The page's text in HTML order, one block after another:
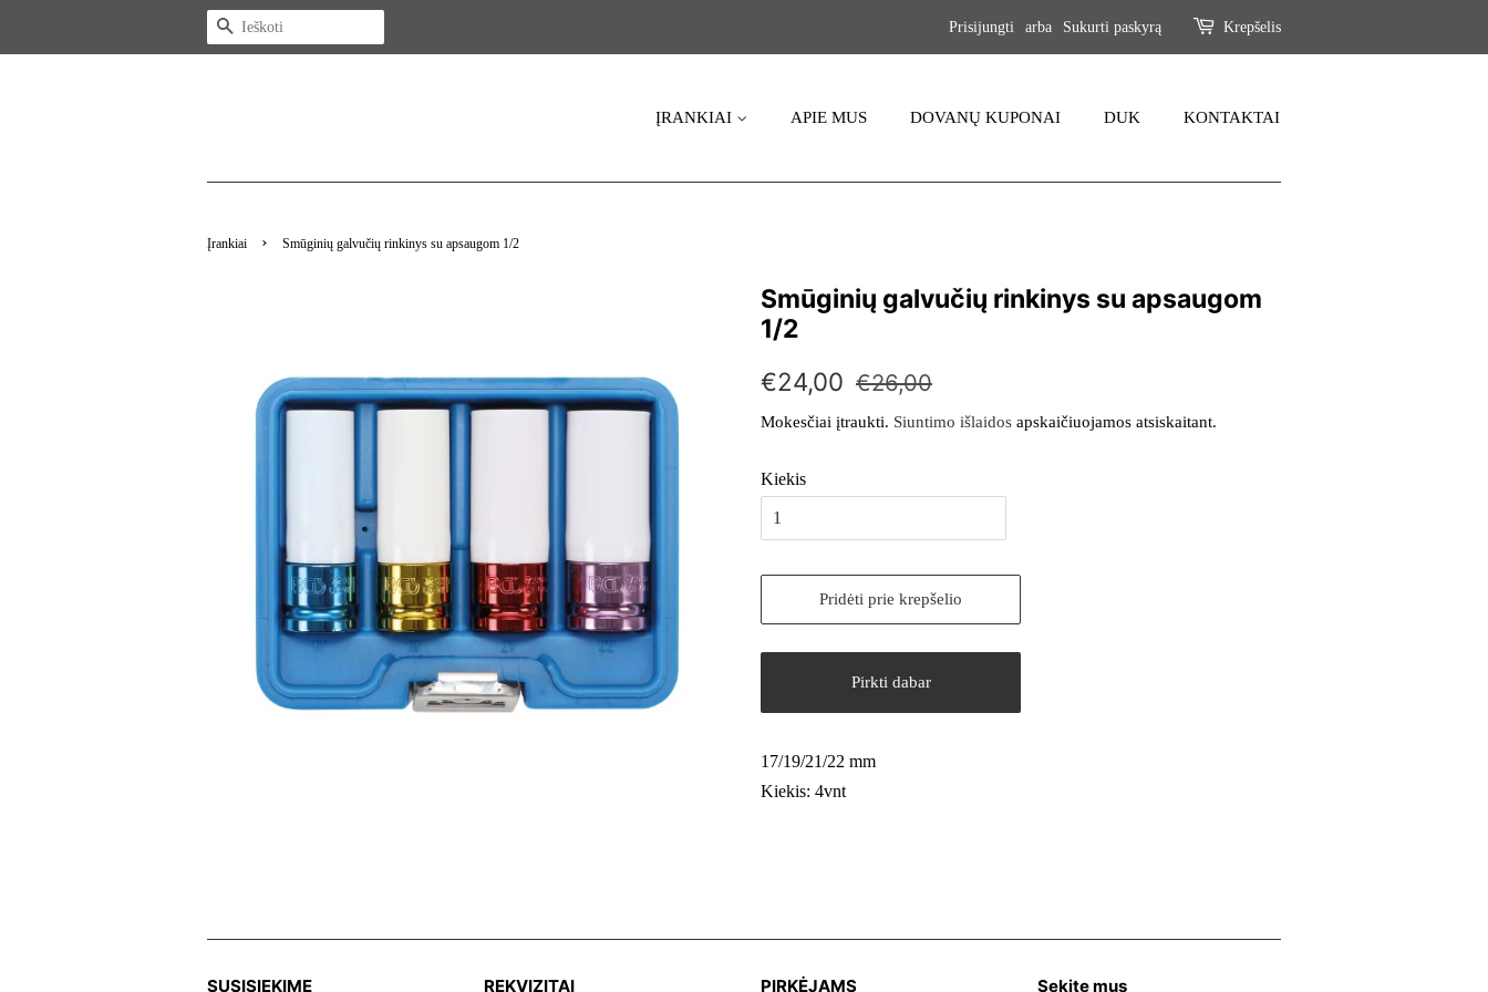
Ieškoti Prisijungti arba Sukurti paskyrą Krepšelis
ĮRANKIAI APIE MUS DOVANŲ KUPONAI DUK KONTAKTAI
Įrankiai › Smūginių galvučių rinkinys su apsaugom 1/2
Smūginių galvučių rinkinys su apsaugom
1/2
Įprasta
€24,00 Kaina
€26,00
Mokesčiai įtraukti. Siuntimo išlaidos apskaičiuojamos atsiskaitant.
Kiekis
Pridėti prie krepšelio
Pirkti dabar
17/19/21/22 mm
Kiekis: 4vnt
SUSISIEKIME REKVIZITAI PIRKĖJAMS Sekite mus